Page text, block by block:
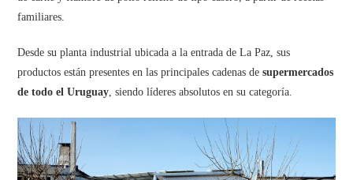
familiares.
Desde su planta industrial ubicada a la entrada de La Paz, sus
productos están presentes en las principales cadenas desupermercados
de todo el Uruguay , siendo líderes absolutos en su categoría.